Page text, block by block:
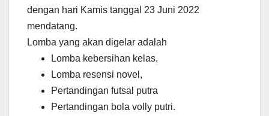
dengan hari Kamis tanggal 23 Juni 2022
mendatang.
Lomba yang akan digelar adalah
Lomba kebersihan kelas,
Lomba resensi novel,
Pertandingan futsal putra
Pertandingan bola volly putri.